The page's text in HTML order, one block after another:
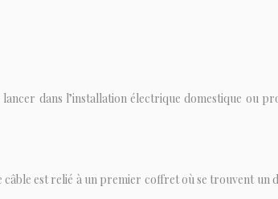
dans l’installation électrique domestique ou
câble est relié à un premier coffret où se trouvent